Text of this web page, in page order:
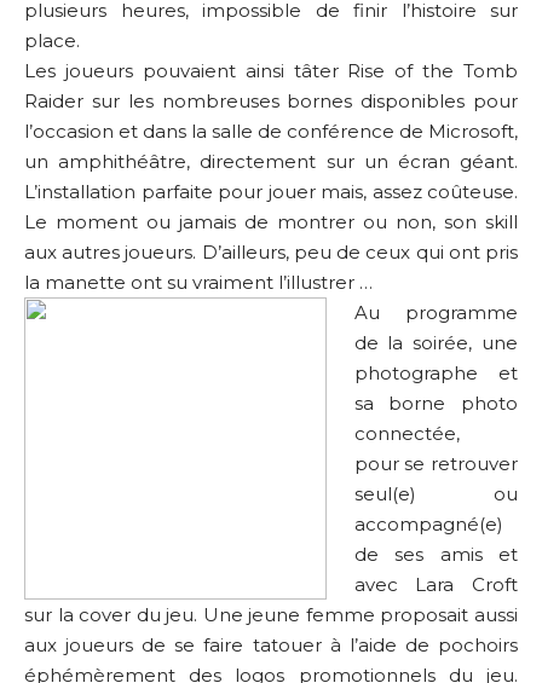
plusieurs heures, impossible de finir l’histoire sur
place.
Les joueurs pouvaient ainsi tâter Rise of the Tomb
Raider sur les nombreuses bornes disponibles pour
l’occasion et dans la salle de conférence de Microsoft,
un amphithéâtre, directement sur un écran géant.
L’installation parfaite pour jouer mais, assez coûteuse.
Le moment ou jamais de montrer ou non, son skill
aux autres joueurs. D’ailleurs, peu de ceux qui ont pris
la manette ont su vraiment l’illustrer …
Au programme
de la soirée, une
photographe et
sa borne photo
connectée,
pour se retrouver
seul(e) ou
accompagné(e)
de ses amis et
avec Lara Croft
sur la cover du jeu. Une jeune femme proposait aussi
aux joueurs de se faire tatouer à l’aide de pochoirs
éphémèrement des logos promotionnels du jeu.